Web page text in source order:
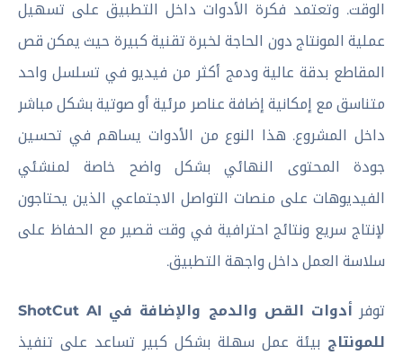
الوقت. وتعتمد فكرة الأدوات داخل التطبيق على تسهيل
عملية المونتاج دون الحاجة لخبرة تقنية كبيرة حيث يمكن قص
المقاطع بدقة عالية ودمج أكثر من فيديو في تسلسل واحد
متناسق مع إمكانية إضافة عناصر مرئية أو صوتية بشكل مباشر
داخل المشروع. هذا النوع من الأدوات يساهم في تحسين
جودة المحتوى النهائي بشكل واضح خاصة لمنشئي
الفيديوهات على منصات التواصل الاجتماعي الذين يحتاجون
لإنتاج سريع ونتائج احترافية في وقت قصير مع الحفاظ على
سلاسة العمل داخل واجهة التطبيق.
توفر
أدوات القص والدمج والإضافة في ShotCut AI
للمونتاج بيئة عمل سهلة بشكل كبير تساعد على تنفيذ